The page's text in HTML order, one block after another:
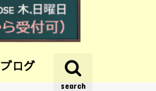
search
ブログ